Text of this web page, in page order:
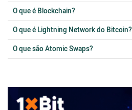
O que é Blockchain?
O que é Lightning Network do Bitcoin?
O que são Atomic Swaps?